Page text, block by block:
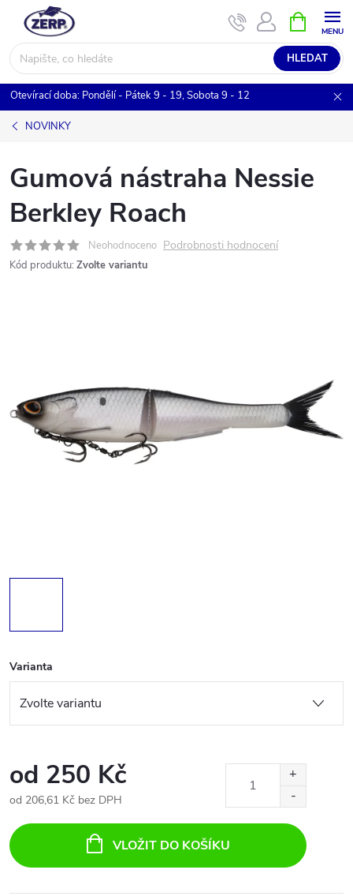
obsah
HLEDAT
NÁKUPNÍ
KOŠÍK
Otevírací doba: Pondělí - Pátek 9 - 19, Sobota 9 - 12
NOVINKY
Gumová nástraha Nessie
Berkley Roach
Neohodnoceno Podrobnosti hodnocení
Kód produktu: Zvolte variantu
Varianta
od 250 Kč
od 206,61 Kč bez DPH
cena:
VLOŽIT DO KOŠÍKU